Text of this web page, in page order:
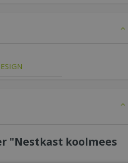
"Nestkast koolmees